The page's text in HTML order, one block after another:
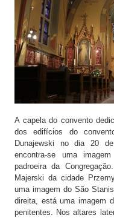
A capela do convento
dos edifícios do
Dunajewski no dia 20
encontra-se uma
padroeira da
Majerski da cidade
uma imagem do São
direita, está uma imagem
penitentes. Nos altares